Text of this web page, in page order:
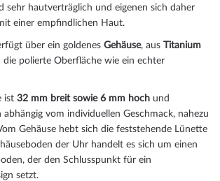
sehr hautverträglich und eigenen sich daher
einer empfindlichen Haut.
über ein goldenes Gehäuse, aus
Titanium
die polierte Oberfläche wie ein echter
ist 32 mm breit sowie 6 mm hoch und
vom individuellen Geschmack, nahezu
Gehäuse hebt sich die feststehende Lünette
der Uhr handelt es sich um einen
der den Schlusspunkt für ein
setzt.